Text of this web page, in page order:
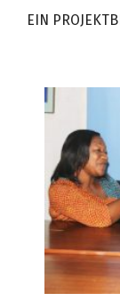
EIN